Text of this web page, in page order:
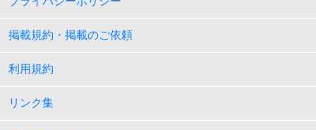
掲載規約・掲載のご依頼
利用規約
リンク集